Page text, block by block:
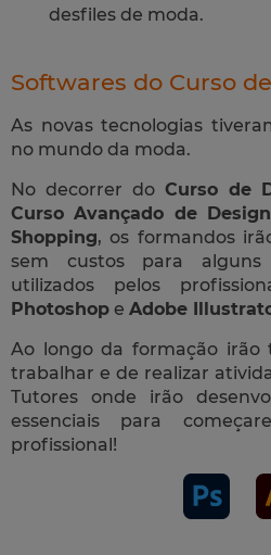
desfiles de moda.
Softwares do Curso
As novas tecnologias
no mundo da moda.
No decorrer do Curso de
Curso Avançado de
Shopping, os formandos
sem custos para
utilizados pelos
Photoshop e Adobe
Ao longo da formação
trabalhar e de realizar
Tutores onde irão
essenciais para
profissional!